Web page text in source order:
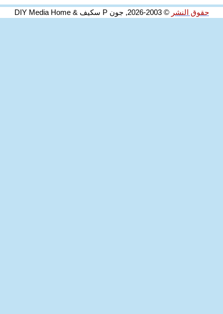
حقوق النشر © 2003-2026, جون P سكيف & DIY Media Home